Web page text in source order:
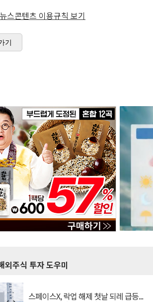
스콘텐츠 이용규칙 보기
기
외주식 투자 도우미
스페이스X, 락업 해제 첫날 되레 급등...